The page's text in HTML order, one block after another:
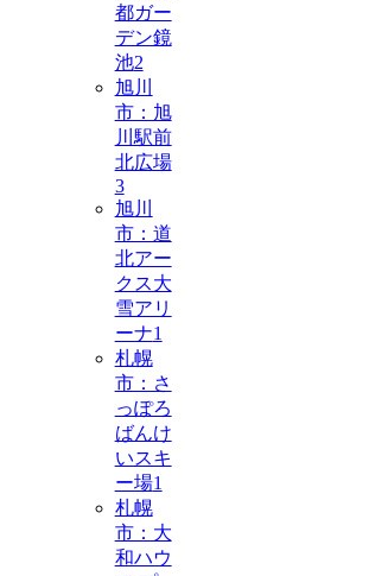
都ガー
デン鏡
池2
旭川
市：旭
川駅前
北広場
3
旭川
市：道
北アー
クス大
雪アリ
ーナ1
札幌
市：さ
っぽろ
ばんけ
いスキ
ー場1
札幌
市：大
和ハウ